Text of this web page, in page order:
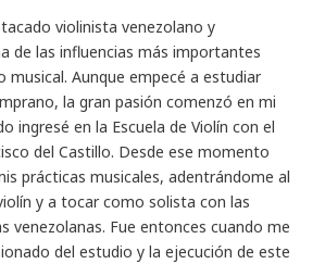
violinista venezolano y
de las influencias más importantes
musical. Aunque empecé a estudiar
la gran pasión comenzó en mi
ingresé en la Escuela de Violín con el
del Castillo. Desde ese momento
prácticas musicales, adentrándome al
y a tocar como solista con las
venezolanas. Fue entonces cuando me
del estudio y la ejecución de este